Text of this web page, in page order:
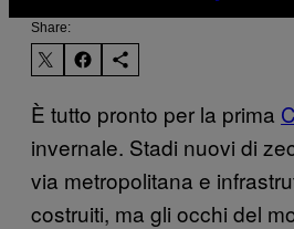
Share:
È tutto pronto per la prima
invernale. Stadi nuovi di
via metropolitana e
costruiti, ma gli occhi del